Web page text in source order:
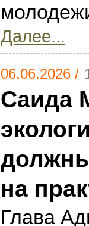
Далее...
06.06.2026 /
Саида
на
Глава